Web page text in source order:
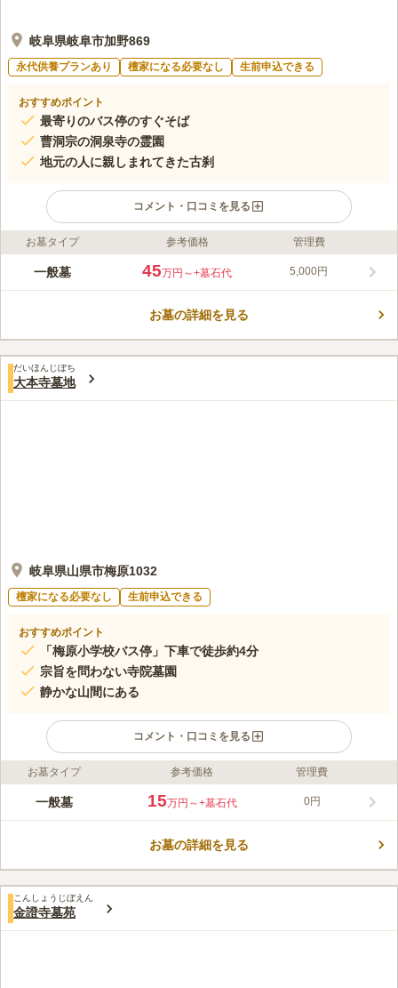
岐阜県岐阜市加野869
永代供養プランあり 檀家になる必要なし 生前申込できる
おすすめポイント
最寄りのバス停のすぐそば
曹洞宗の洞泉寺の霊園
地元の人に親しまれてきた古刹
コメント・口コミを見る
ライフドット編集部のコメント
洞泉寺霊園は、水岸本滴により当地の土佛の澤に棲む龍を退治し
「美濃新四国八十八ヶ所霊場の第八十七番札所」にも指定されて
の空間です。
口コミ評価
この霊園はまだ誰からも評価されていません。
お墓タイプ 参考価格 管理費
一般墓 45万円～+墓石代 5,000円
お墓の詳細を見る
だいほんじぼち
大本寺墓地
岐阜県山県市梅原1032
檀家になる必要なし 生前申込できる
おすすめポイント
「梅原小学校バス停」下車で徒歩約4分
宗旨を問わない寺院墓園
静かな山間にある
コメント・口コミを見る
ライフドット編集部のコメント
山に囲まれた静かな場所にある大本寺が管理する寺院墓園です。
来られるので、寂しい雰囲気もありません。 境内には町指定文
口コミ評価
この霊園はまだ誰からも評価されていません。
お墓タイプ 参考価格 管理費
一般墓 15万円～+墓石代 0円
お墓の詳細を見る
こんしょうじぼえん
金證寺墓苑